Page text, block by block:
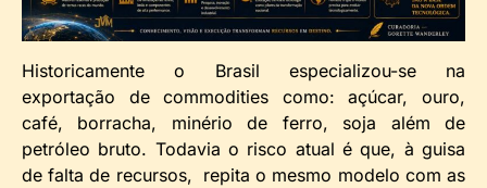
Historicamente o Brasil especializou-se na
exportação de commodities como: açúcar, ouro,
café, borracha, minério de ferro, soja além de
petróleo bruto. Todavia o risco atual é que, à guisa
de falta de recursos, repita o mesmo modelo com as